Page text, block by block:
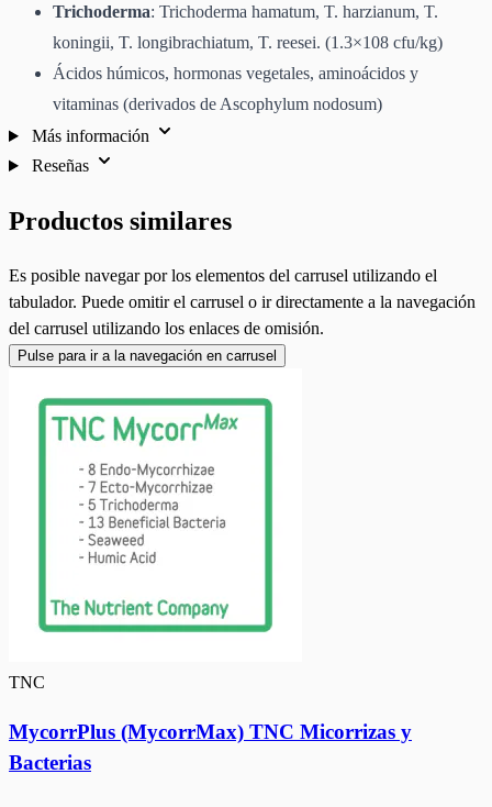
Trichoderma: Trichoderma hamatum, T. harzianum, T.
koningii, T. longibrachiatum, T. reesei. (1.3×108 cfu/kg)
Ácidos húmicos, hormonas vegetales, aminoácidos y
vitaminas (derivados de Ascophylum nodosum)
Más información
Reseñas
Productos similares
Es posible navegar por los elementos del carrusel utilizando el
tabulador. Puede omitir el carrusel o ir directamente a la navegación
del carrusel utilizando los enlaces de omisión.
Pulse para ir a la navegación en carrusel
TNC
MycorrPlus (MycorrMax) TNC Micorrizas y
Bacterias